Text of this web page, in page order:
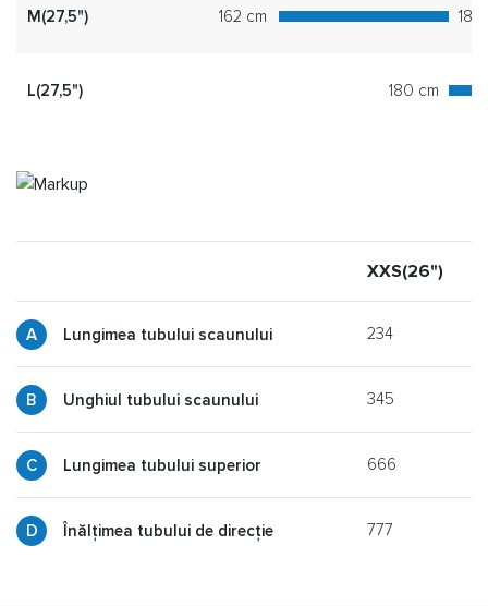
M(27,5") 162 cm 180
L(27,5") 180 cm
XXS(26")
Lungimea tubului scaunului 234
Unghiul tubului scaunului 345
Lungimea tubului superior 666
Înălțimea tubului de direcție 777